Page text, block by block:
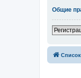
Общие